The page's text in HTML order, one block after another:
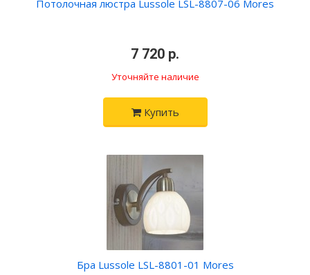
Потолочная люстра Lussole LSL-8807-06 Mores
7 720 р.
Уточняйте наличие
Купить
Бра Lussole LSL-8801-01 Mores